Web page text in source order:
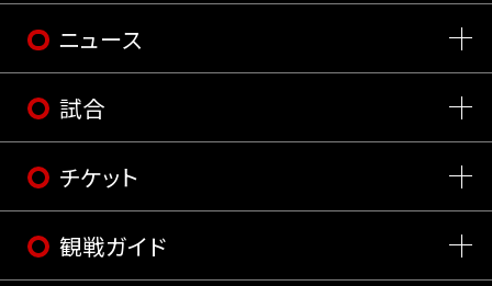
ニュース
試合
チケット
観戦ガイド